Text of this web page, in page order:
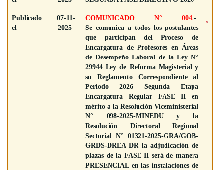
Publicado
el
07-11-
2025
COMUNICADO N° 004.-
Se comunica a todos los postulantes
que participan del Proceso de
Encargatura de Profesores en Áreas
de Desempeño Laboral de la Ley N°
29944 Ley de Reforma Magisterial y
su Reglamento Correspondiente al
Periodo 2026 Segunda Etapa
Encargatura Regular FASE II en
mérito a la Resolución Viceministerial
N° 098-2025-MINEDU y la
Resolución Directoral Regional
Sectorial N° 01321-2025-GRA/GOB-
GRDS-DREA DR la adjudicación de
plazas de la FASE II será de manera
PRESENCIAL en las instalaciones de